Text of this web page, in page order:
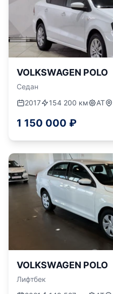
VOLKSWAGEN POLO
Седан
2017
154 200 км АТ
1 150 000 ₽
VOLKSWAGEN POLO
Лифтбек